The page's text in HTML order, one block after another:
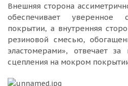
Внешняя сторона
обеспечивает
покрытии, а внутренняя
резиновой смесью,
эластомерами», отвечает
сцепления на мокром